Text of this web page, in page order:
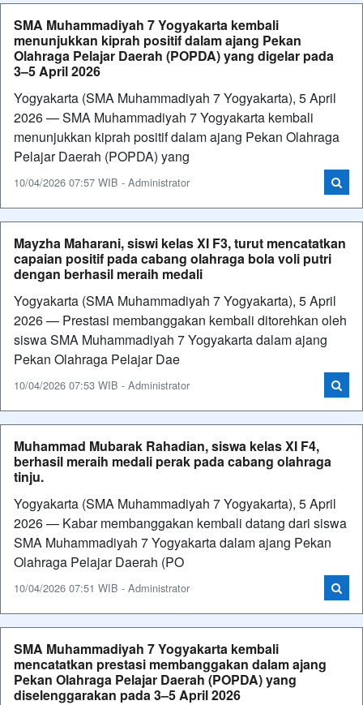
SMA Muhammadiyah 7 Yogyakarta kembali
menunjukkan kiprah positif dalam ajang Pekan
Olahraga Pelajar Daerah (POPDA) yang digelar pada
3–5 April 2026
Yogyakarta (SMA Muhammadiyah 7 Yogyakarta), 5 April
2026 — SMA Muhammadiyah 7 Yogyakarta kembali
menunjukkan kiprah positif dalam ajang Pekan Olahraga
Pelajar Daerah (POPDA) yang
10/04/2026 07:57 WIB - Administrator
Mayzha Maharani, siswi kelas XI F3, turut mencatatkan
capaian positif pada cabang olahraga bola voli putri
dengan berhasil meraih medali
Yogyakarta (SMA Muhammadiyah 7 Yogyakarta), 5 April
2026 — Prestasi membanggakan kembali ditorehkan oleh
siswa SMA Muhammadiyah 7 Yogyakarta dalam ajang
Pekan Olahraga Pelajar Dae
10/04/2026 07:53 WIB - Administrator
Muhammad Mubarak Rahadian, siswa kelas XI F4,
berhasil meraih medali perak pada cabang olahraga
tinju.
Yogyakarta (SMA Muhammadiyah 7 Yogyakarta), 5 April
2026 — Kabar membanggakan kembali datang dari siswa
SMA Muhammadiyah 7 Yogyakarta dalam ajang Pekan
Olahraga Pelajar Daerah (PO
10/04/2026 07:51 WIB - Administrator
SMA Muhammadiyah 7 Yogyakarta kembali
mencatatkan prestasi membanggakan dalam ajang
Pekan Olahraga Pelajar Daerah (POPDA) yang
diselenggarakan pada 3–5 April 2026